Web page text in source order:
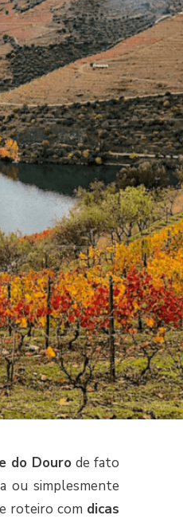
do Douro de fato
ou simplesmente
roteiro com dicas